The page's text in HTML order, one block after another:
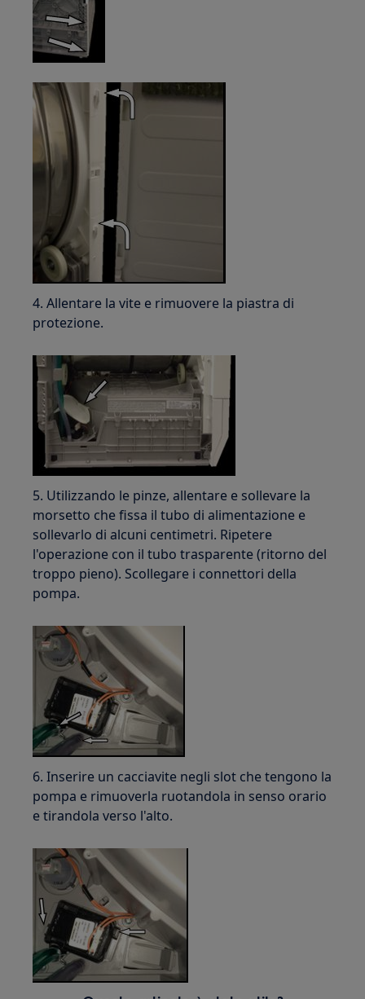
4. Allentare la vite e rimuovere la piastra di
protezione.
5. Utilizzando le pinze, allentare e sollevare la
morsetto che fissa il tubo di alimentazione e
sollevarlo di alcuni centimetri. Ripetere
l'operazione con il tubo trasparente (ritorno del
troppo pieno). Scollegare i connettori della
pompa.
6. Inserire un cacciavite negli slot che tengono la
pompa e rimuoverla ruotandola in senso orario
e tirandola verso l'alto.